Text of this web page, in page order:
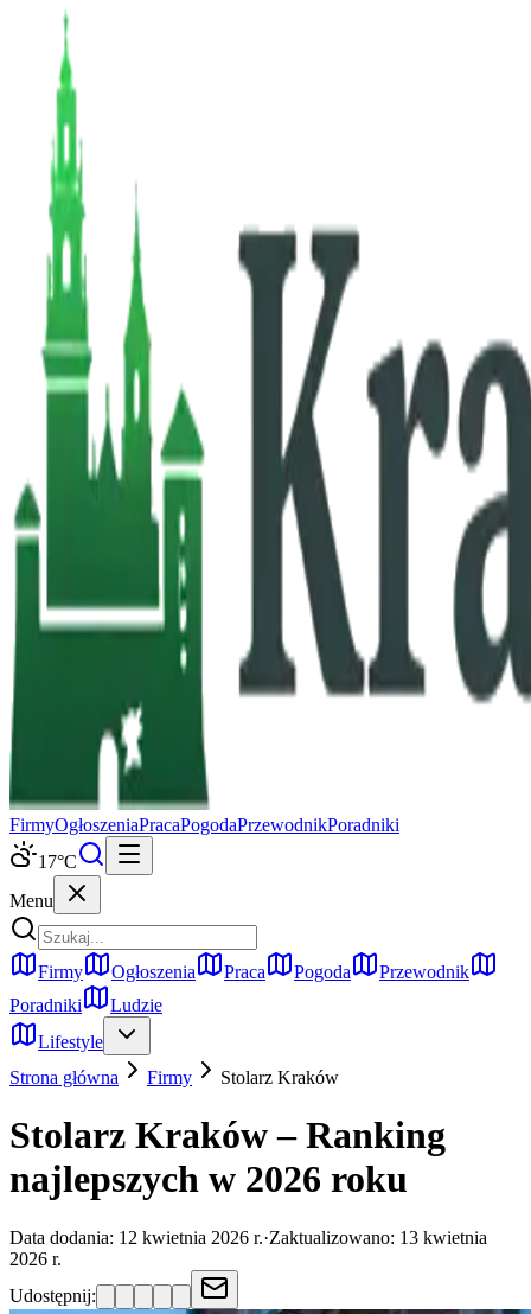
FirmyOgłoszeniaPracaPogodaPrzewodnikPoradniki
17°C
Menu
Firmy Ogłoszenia Praca Pogoda
Przewodnik
Poradniki
Ludzie
Lifestyle
Strona główna
Firmy Stolarz Kraków
Stolarz Kraków – Ranking
najlepszych w 2026 roku
Data dodania: 12 kwietnia 2026 r.·Zaktualizowano: 13 kwietnia
2026 r.
Udostępnij: